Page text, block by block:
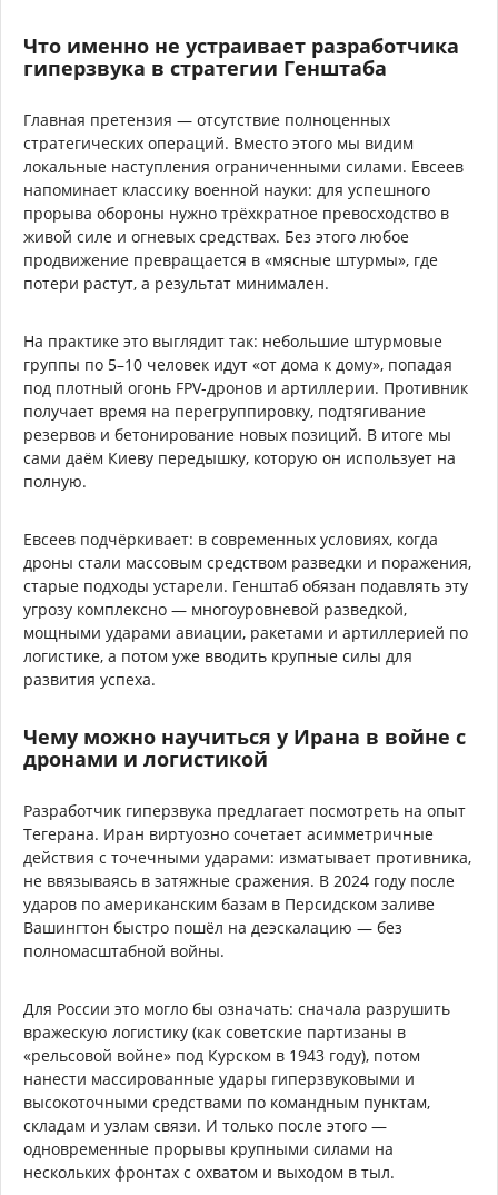
Что именно не устраивает разработчика
гиперзвука в стратегии Генштаба
Главная претензия — отсутствие полноценных
стратегических операций. Вместо этого мы видим
локальные наступления ограниченными силами. Евсеев
напоминает классику военной науки: для успешного
прорыва обороны нужно трёхкратное превосходство в
живой силе и огневых средствах. Без этого любое
продвижение превращается в «мясные штурмы», где
потери растут, а результат минимален.
На практике это выглядит так: небольшие штурмовые
группы по 5–10 человек идут «от дома к дому», попадая
под плотный огонь FPV-дронов и артиллерии. Противник
получает время на перегруппировку, подтягивание
резервов и бетонирование новых позиций. В итоге мы
сами даём Киеву передышку, которую он использует на
полную.
Евсеев подчёркивает: в современных условиях, когда
дроны стали массовым средством разведки и поражения,
старые подходы устарели. Генштаб обязан подавлять эту
угрозу комплексно — многоуровневой разведкой,
мощными ударами авиации, ракетами и артиллерией по
логистике, а потом уже вводить крупные силы для
развития успеха.
Чему можно научиться у Ирана в войне с
дронами и логистикой
Разработчик гиперзвука предлагает посмотреть на опыт
Тегерана. Иран виртуозно сочетает асимметричные
действия с точечными ударами: изматывает противника,
не ввязываясь в затяжные сражения. В 2024 году после
ударов по американским базам в Персидском заливе
Вашингтон быстро пошёл на деэскалацию — без
полномасштабной войны.
Для России это могло бы означать: сначала разрушить
вражескую логистику (как советские партизаны в
«рельсовой войне» под Курском в 1943 году), потом
нанести массированные удары гиперзвуковыми и
высокоточными средствами по командным пунктам,
складам и узлам связи. И только после этого —
одновременные прорывы крупными силами на
нескольких фронтах с охватом и выходом в тыл.